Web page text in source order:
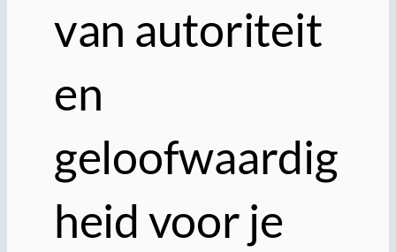
van autoriteit
en
geloofwaardig
heid voor je